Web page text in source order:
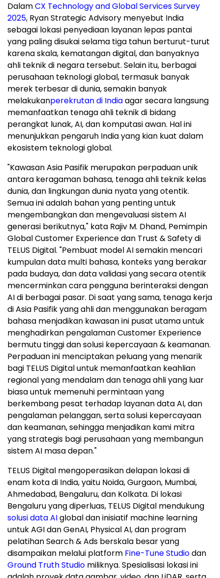
DalamCX Technology and Global Services Survey
2025, Ryan Strategic Advisory menyebut India
sebagai lokasi penyediaan layanan lepas pantai
yang paling disukai selama tiga tahun berturut-turut
karena skala, kematangan digital, dan banyaknya
ahli teknik di negara tersebut. Selain itu, berbagai
perusahaan teknologi global, termasuk banyak
merek terbesar di dunia, semakin banyak
melakukanperekrutan di Indiaagar secara langsung
memanfaatkan tenaga ahli teknik di bidang
perangkat lunak, AI, dan komputasi awan. Hal ini
menunjukkan pengaruh India yang kian kuat dalam
ekosistem teknologi global.
"Kawasan Asia Pasifik merupakan perpaduan unik
antara keragaman bahasa, tenaga ahli teknik kelas
dunia, dan lingkungan dunia nyata yang otentik.
Semua ini adalah bahan yang penting untuk
mengembangkan dan mengevaluasi sistem AI
generasi berikutnya," kata Rajiv M. Dhand, Pemimpin
Global Customer Experience dan Trust & Safety di
TELUS Digital. "Pembuat model AI semakin mencari
kumpulan data multi bahasa, konteks yang berakar
pada budaya, dan data validasi yang secara otentik
mencerminkan cara pengguna berinteraksi dengan
AI di berbagai pasar. Di saat yang sama, tenaga kerja
di Asia Pasifik yang ahli dan menggunakan beragam
bahasa menjadikan kawasan ini pusat utama untuk
menghadirkan pengalaman Customer Experience
bermutu tinggi dan solusi kepercayaan & keamanan.
Perpaduan ini menciptakan peluang yang menarik
bagi TELUS Digital untuk memanfaatkan keahlian
regional yang mendalam dan tenaga ahli yang luar
biasa untuk memenuhi permintaan yang
berkembang pesat terhadap layanan data AI, dan
pengalaman pelanggan, serta solusi kepercayaan
dan keamanan, sehingga menjadikan kami mitra
yang strategis bagi perusahaan yang membangun
sistem AI masa depan."
TELUS Digital mengoperasikan delapan lokasi di
enam kota di India, yaitu Noida, Gurgaon, Mumbai,
Ahmedabad, Bengaluru, dan Kolkata. Di lokasi
Bengaluru yang diperluas, TELUS Digital mendukung
solusi data AIglobal dan inisiatif machine learning
untuk AGI dan GenAI, Physical AI, dan program
pelatihan Search & Ads berskala besar yang
disampaikan melalui platform Fine-Tune Studiodan
Ground Truth Studio miliknya. Spesialisasi lokasi ini